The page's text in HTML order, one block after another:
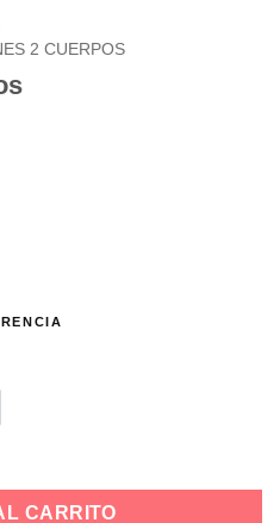
2 CUERPOS
CARRITO